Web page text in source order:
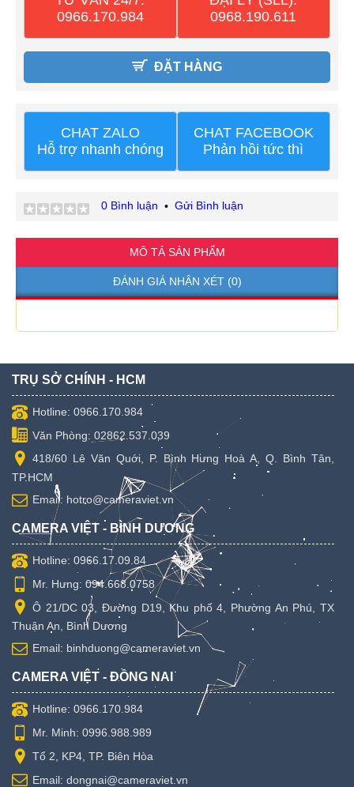
0966.170.984
0968.190.611
ĐẶT HÀNG
CHAT ZALO
Hỗ trợ nhanh chóng
CHAT FACEBOOK
Phản hồi tức thì
0 Bình luận • Gửi Bình luận
MÔ TẢ SẢN PHẨM
ĐÁNH GIÁ NHẬN XÉT (0)
TRỤ SỞ CHÍNH - HCM
Hotline: 0966.170.984
Văn Phòng: 02862.537.039
418/60 Lê Văn Quới, P. Bình Hưng Hoà A, Q. Bình Tân,
TP.HCM
Email: hotro@cameraviet.vn
CAMERA VIỆT - BÌNH DƯƠNG
Hotline: 0966.17.09.84
Mr. Hưng: 094.668.0758
Ô 21/DC 03, Đường D19, Khu phố 4, Phường An Phú, TX
Thuận An, Bình Dương
Email: binhduong@cameraviet.vn
CAMERA VIỆT - ĐỒNG NAI
Hotline: 0966.170.984
Mr. Minh: 0996.988.989
Tổ 2, KP4, TP. Biên Hòa
Email: dongnai@cameraviet.vn